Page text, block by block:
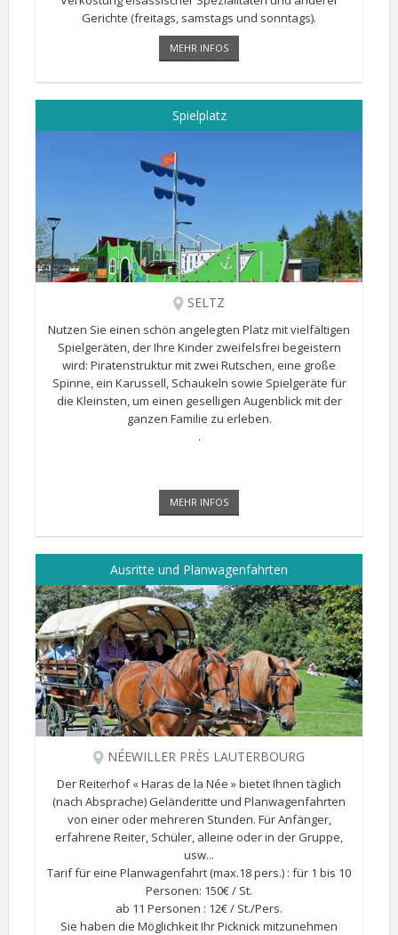
Gerichte (freitags, samstags und sonntags).
MEHR INFOS
Spielplatz
SELTZ
Nutzen Sie einen schön angelegten Platz mit vielfältigen
Spielgeräten, der Ihre Kinder zweifelsfrei begeistern
wird: Piratenstruktur mit zwei Rutschen, eine große
Spinne, ein Karussell, Schaukeln sowie Spielgeräte für
die Kleinsten, um einen geselligen Augenblick mit der
ganzen Familie zu erleben.
.
MEHR INFOS
Ausritte und Planwagenfahrten
NÉEWILLER PRÈS LAUTERBOURG
Der Reiterhof « Haras de la Née » bietet Ihnen täglich
(nach Absprache) Geländeritte und Planwagenfahrten
von einer oder mehreren Stunden. Für Anfänger,
erfahrene Reiter, Schüler, alleine oder in der Gruppe,
usw...
Tarif für eine Planwagenfahrt (max.18 pers.) : für 1 bis 10
Personen: 150€ / St.
ab 11 Personen : 12€ / St./Pers.
Sie haben die Möglichkeit Ihr Picknick mitzunehmen